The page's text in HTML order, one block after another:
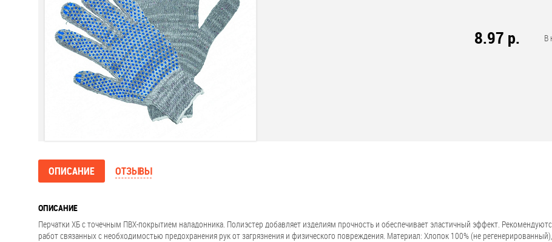
8.97 р. В
ОПИСАНИЕ ОТЗЫВЫ
ОПИСАНИЕ
Перчатки ХБ с точечным ПВХ-покрытием наладонника. Полиэстер добавляет изделиям прочность и обеспечивает эластичный эффект.
работ связанных с необходимостью предохранения рук от загрязнения и физического повреждения. Материал: Хлопок 100% (не